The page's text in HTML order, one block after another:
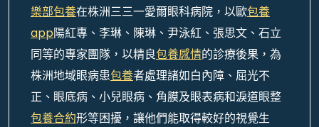
樂部包養在株洲三三一愛爾眼科病院，以歐包養
app陽紅專、李琳、陳琳、尹泳紅、張思文、石立
同等的專家團隊，以精良包養感情的診療後果，為
株洲地域眼病患包養者處理諸如白內障、屈光不
正、眼底病、小兒眼病、角膜及眼表病和淚道眼整
包養合約形等困擾，讓他們能取得較好的視覺生